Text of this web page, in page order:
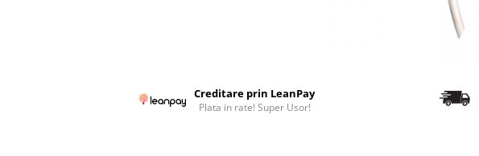
Creditare prin LeanPay
Plata in rate! Super Usor!